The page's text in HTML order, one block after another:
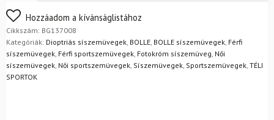
FoxPost
Nem biztos a választásában? Semmi gond – a terméket
egyszerűen visszaküldheti 14 napon belül, indoklás nélkül.
Mik a visszaküldés feltételei?
Hozzáadom a kívánságlistához
Cikkszám: BG137008
Kategóriák: Dioptriás síszemüvegek BOLLE BOLLE síszemüvegek Férfi
síszemüvegek Férfi sportszemüvegek Fotokróm síszemüveg Női
síszemüvegek Női sportszemüvegek Síszemüvegek Sportszemüvegek TÉLI
SPORTOK